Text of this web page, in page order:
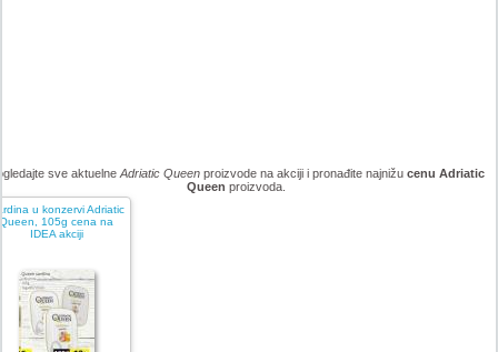
sve aktuelne Adriatic Queenproizvode na akciji i pronađite najnižu cenu Adriatic
Queen proizvoda.
u konzervi Adriatic
Queen, 105g cena na
IDEA akciji